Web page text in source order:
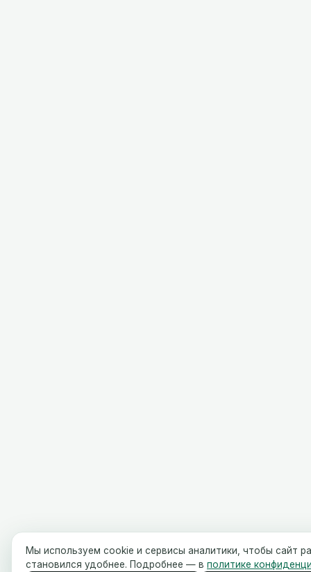
Мы используем cookie и сервисы аналитики, чтобы сайт
становился удобнее. Подробнее — в политике